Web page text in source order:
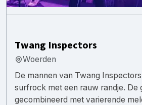
Twang Inspectors
Woerden
De mannen van Twang
surfrock met een rauw randje. De
gecombineerd met varierende